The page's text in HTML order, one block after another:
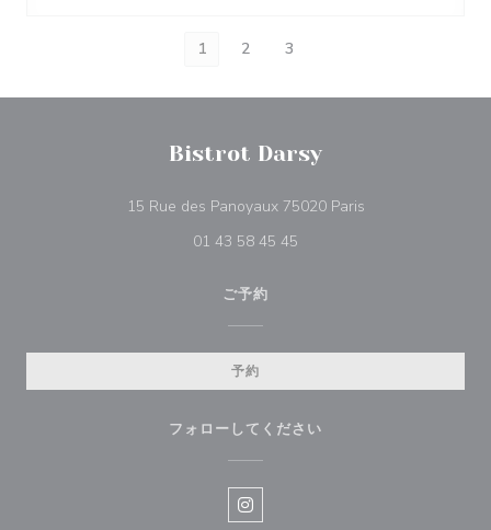
1 2 3
Bistrot Darsy
15 Rue des Panoyaux 75020 Paris((新しいウィンド
01 43 58 45 45
ご予約
予約
フォローしてください
Instagram ((新しいウィンドウ